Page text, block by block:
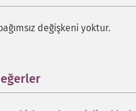
değişkeni yoktur.